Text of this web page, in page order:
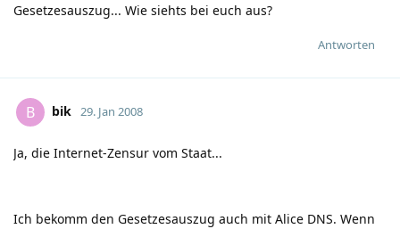
Gesetzesauszug... Wie siehts bei euch aus?
Antworten
B bik 29. Jan 2008
Ja, die Internet-Zensur vom Staat...
Ich bekomm den Gesetzesauszug auch mit Alice DNS. Wenn